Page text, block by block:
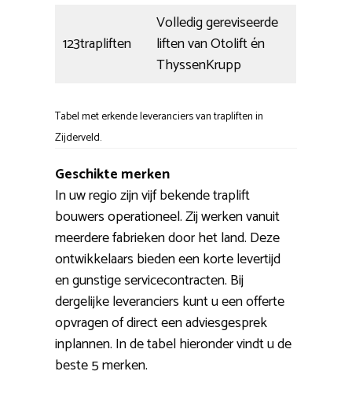
123trapliften
Volledig gereviseerde
liften van Otolift én
ThyssenKrupp
Tabel met erkende leveranciers van trapliften in
Zijderveld.
Geschikte merken
In uw regio zijn vijf bekende traplift
bouwers operationeel. Zij werken vanuit
meerdere fabrieken door het land. Deze
ontwikkelaars bieden een korte levertijd
en gunstige servicecontracten. Bij
dergelijke leveranciers kunt u een offerte
opvragen of direct een adviesgesprek
inplannen. In de tabel hieronder vindt u de
beste 5 merken.